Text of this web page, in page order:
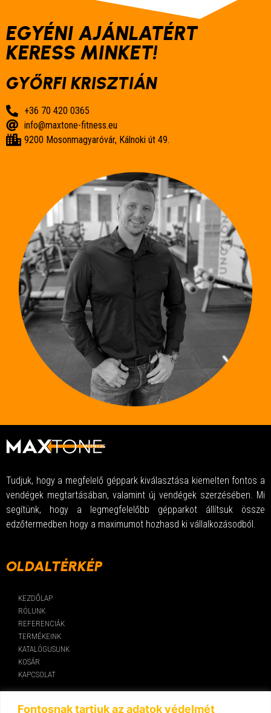
Fontosnak tartjuk az adatok védelmét
EGYÉNI AJÁNLATÉRT
KERESS MINKET!
GYŐRFI KRISZTIÁN
+36 70 420 0365
info@maxtone-fitness.eu
9200 Mosonmagyaróvár, Kálnoki út 49.
Tudjuk, hogy a megfelelő géppark kiválasztása kiemelten fontos a
vendégek megtartásában, valamint új vendégek szerzésében. Mi
segítünk, hogy a legmegfelelőbb gépparkot állítsuk össze
edzőtermedben hogy a maximumot hozhasd ki vállalkozásodból.
OLDALTÉRKÉP
KEZDŐLAP
RÓLUNK
REFERENCIÁK
TERMÉKEINK
KATALÓGUSUNK
KOSÁR
KAPCSOLAT
KAPCSOLAT